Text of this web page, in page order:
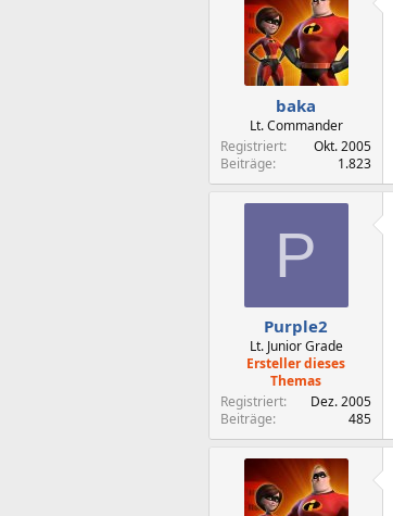
baka
Lt. Commander
Registriert
Okt. 2005
Beiträge
1.823
P
Purple2
Lt. Junior Grade
Ersteller dieses
Themas
Registriert
Dez. 2005
Beiträge
485